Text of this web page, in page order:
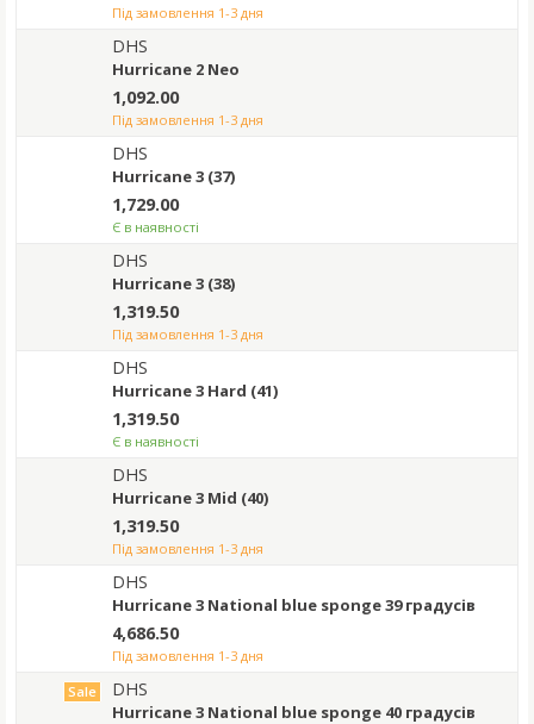
під замовлення 1-3 дня
DHS
Hurricane 2 Neo
1,092.00
під замовлення 1-3 дня
DHS
Hurricane 3 (37)
1,729.00
Є в наявності
DHS
Hurricane 3 (38)
1,319.50
під замовлення 1-3 дня
DHS
Hurricane 3 Hard (41)
1,319.50
Є в наявності
DHS
Hurricane 3 Mid (40)
1,319.50
під замовлення 1-3 дня
DHS
Hurricane 3 National blue sponge 39 градусів
4,686.50
під замовлення 1-3 дня
Sale
DHS
Hurricane 3 National blue sponge 40 градусів